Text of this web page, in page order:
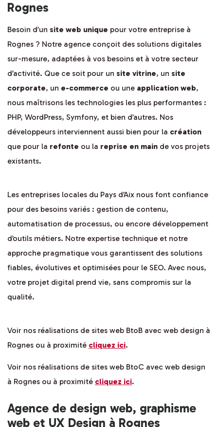
Rognes
Besoin d’un site web unique pour votre entreprise à
Rognes ? Notre agence conçoit des solutions digitales
sur-mesure, adaptées à vos besoins et à votre secteur
d’activité. Que ce soit pour un site vitrine, un site
corporate, un e-commerce ou une application web,
nous maîtrisons les technologies les plus performantes :
PHP, WordPress, Symfony, et bien d’autres. Nos
développeurs interviennent aussi bien pour la création
que pour la refonte ou la reprise en main de vos projets
existants.
Les entreprises locales du Pays d’Aix nous font confiance
pour des besoins variés : gestion de contenu,
automatisation de processus, ou encore développement
d’outils métiers. Notre expertise technique et notre
approche pragmatique vous garantissent des solutions
fiables, évolutives et optimisées pour le SEO. Avec nous,
votre projet digital prend vie, sans compromis sur la
qualité.
Voir nos réalisations de sites web BtoB avec web design à
Rognes ou à proximité cliquez ici.
Voir nos réalisations de sites web BtoC avec web design
à Rognes ou à proximité cliquez ici.
Agence de design web, graphisme
web et UX Design à Rognes